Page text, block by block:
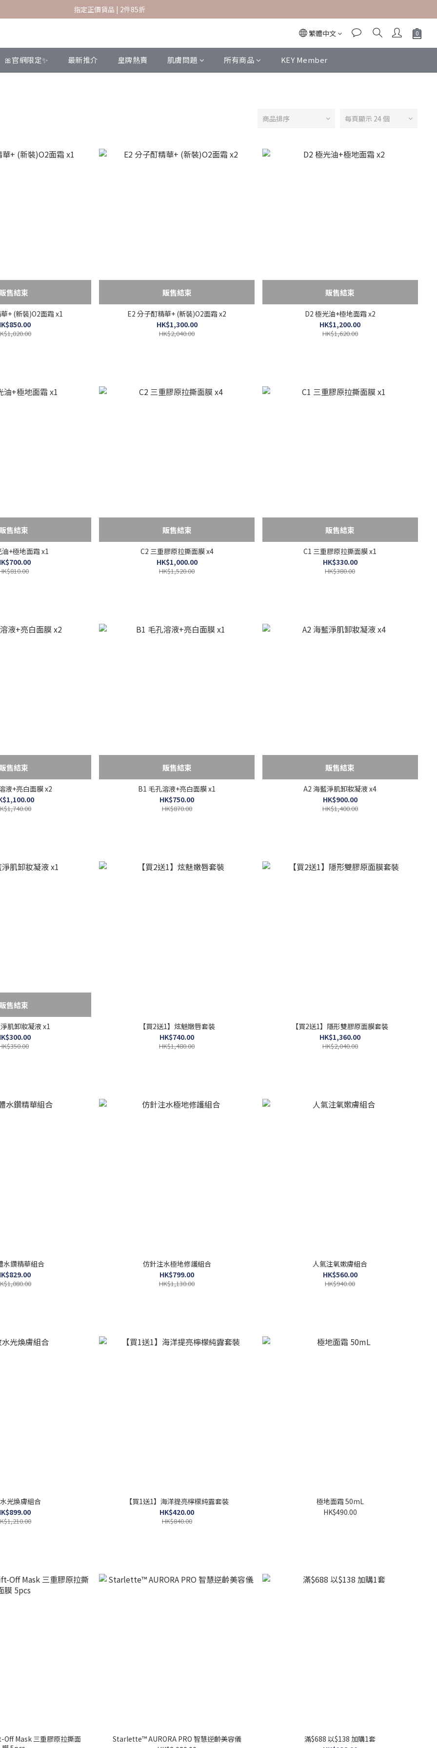
指定正價貨品 | 2件85折
指定正價貨品 | 2件85折
新會員結帳時輸入優惠碼 SKBF07 可享首購賞
指定正價貨品 | 2件85折
繁體中文
🎀官網限定✨ 最新推介 皇牌熱賣 肌膚問題 所有商品 KEY Member
商品排序 每頁顯示 24 個
販售結束
+ (新裝)O2面霜 x1
販售結束
E2 分子酊精華+ (新裝)O2面霜 x2
HK$1,300.00
HK$2,040.00
販售結束
D2 極光油+極地面霜 x2
HK$1,200.00
HK$1,620.00
販售結束
油+極地面霜 x1
販售結束
C2 三重膠原拉撕面膜 x4
HK$1,000.00
HK$1,520.00
販售結束
C1 三重膠原拉撕面膜 x1
HK$330.00
HK$380.00
販售結束
液+亮白面膜 x2
販售結束
B1 毛孔溶液+亮白面膜 x1
HK$750.00
HK$870.00
販售結束
A2 海藍淨肌卸妝凝液 x4
HK$900.00
HK$1,400.00
販售結束
肌卸妝凝液 x1
【買2送1】炫魅嫩唇套裝
HK$740.00
HK$1,480.00
【買2送1】隱形雙膠原面膜套裝
HK$1,360.00
HK$2,040.00
水鑽精華組合
仿針注水極地修護組合
HK$799.00
HK$1,130.00
人氣注氧嫰膚組合
HK$560.00
HK$940.00
光煥膚組合
【買1送1】海洋提亮檸檬純露套裝
HK$420.00
HK$840.00
極地面霜 50mL
HK$490.00
Mask 三重膠原拉撕面
Starlette™ AURORA PRO 智慧逆齡美容儀
滿$688 以$138 加購1套